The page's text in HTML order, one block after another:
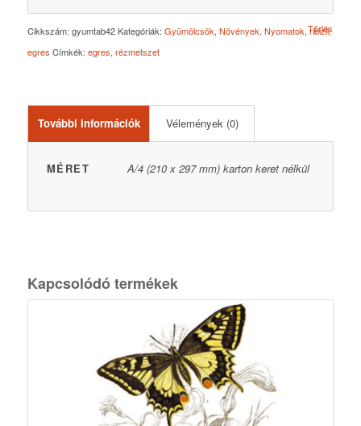
Törlés
Cikkszám: gyumtab42 Kategóriák: Gyümölcsök, Növények, Nyomatok,ribizli,
egres Címkék: egres, rézmetszet
További információk Vélemények (0)
MÉRET A/4 (210 x 297 mm) karton keret nélkül
Kapcsolódó termékek